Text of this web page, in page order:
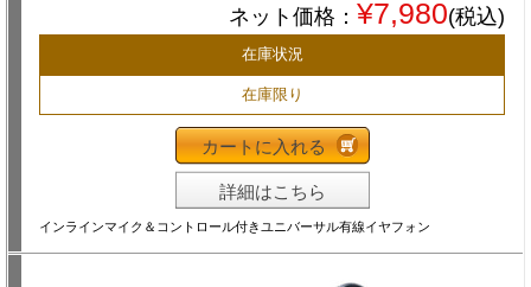
ネット価格： ¥7,980(税込)
在庫状況
在庫限り
カートに入れる
詳細はこちら
インラインマイク＆コントロール付きユニバーサル有線イヤフォン